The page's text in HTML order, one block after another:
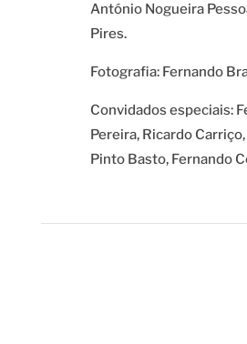
António Nogueira
Pires.
Fotografia: Fernando
Convidados especiais:
Pereira, Ricardo
Pinto Basto, Fernando